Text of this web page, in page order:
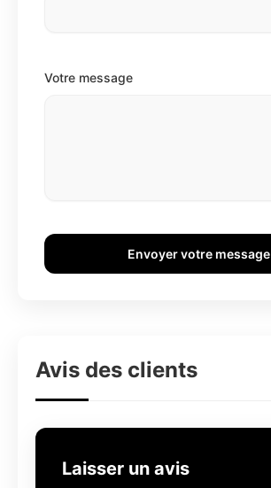
Votre message
Envoyer votre message
Avis des clients
Laisser un avis